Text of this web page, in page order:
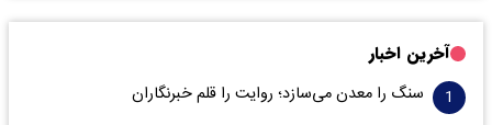
آخرین اخبار
سنگ را معدن می‌سازد؛ روایت را قلم خبرنگاران